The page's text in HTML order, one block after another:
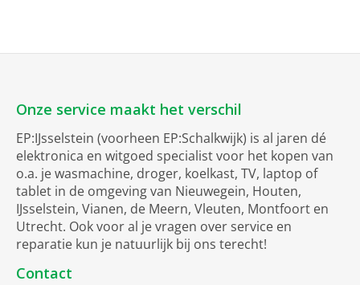
Onze service maakt het verschil
EP:IJsselstein (voorheen EP:Schalkwijk) is al jaren dé
elektronica en witgoed specialist voor het kopen van
o.a. je wasmachine, droger, koelkast, TV, laptop of
tablet in de omgeving van Nieuwegein, Houten,
IJsselstein, Vianen, de Meern, Vleuten, Montfoort en
Utrecht. Ook voor al je vragen over service en
reparatie kun je natuurlijk bij ons terecht!
Contact